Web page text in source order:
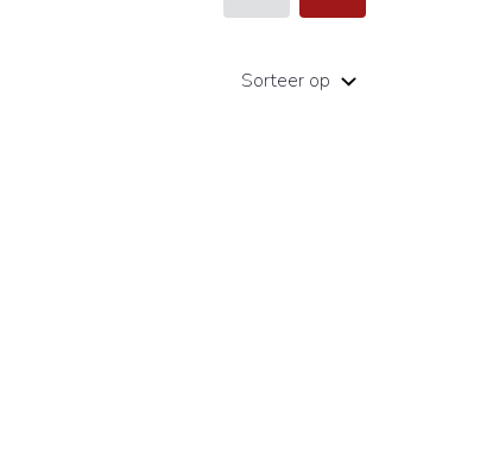
Sorteer op